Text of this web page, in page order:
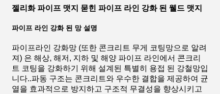
젤리화 파이프 맷지 묻힌 파이프 라인 강화 된 웰드 맷지
파이프 라인 강화 된 망 설명
파이프라인 강화망 (또한 콘크리트 무게 코팅망으로 알려
져) 은 해상, 해저, 지하 및 해양 파이프 라인에서 콘크리
트 코팅을 강화하기 위해 설계된 특별히 용접 된 강철망입
니다..파동 구조는 콘크리트와 우수한 결합을 제공하여 균
열을 효과적으로 방지하고 구조적 무결성을 향상시키고